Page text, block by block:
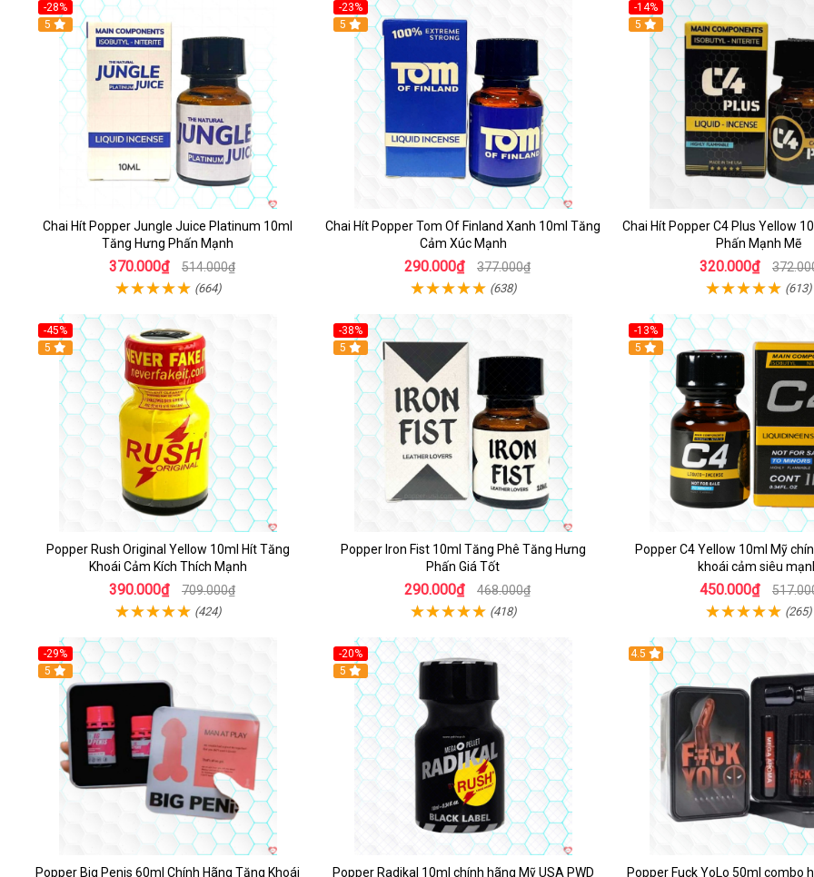
-28%
5
Chai Hít Popper Jungle Juice Platinum 10ml
Tăng Hưng Phấn Mạnh
370.000₫ 514.000₫
(664)
-23%
5
Chai Hít Popper Tom Of Finland Xanh 10ml Tăng
Cảm Xúc Mạnh
290.000₫ 377.000₫
(638)
-14%
5
Chai Hít Popper C4 Plus Yellow
Phấn Mạnh Mẽ
320.000₫
(613)
-45%
5
Popper Rush Original Yellow 10ml Hít Tăng
Khoái Cảm Kích Thích Mạnh
390.000₫ 709.000₫
(424)
-38%
5
Popper Iron Fist 10ml Tăng Phê Tăng Hưng
Phấn Giá Tốt
290.000₫ 468.000₫
(418)
-13%
Hot
5
Popper C4 Yellow 10ml Mỹ
khoái cảm siêu
450.000₫
(265)
-29%
5
Popper Big Penis 60ml Chính Hãng Tăng Khoái
-20%
5
Popper Radikal 10ml chính hãng Mỹ USA PWD
4.5
Popper Fuck YoLo 50ml combo